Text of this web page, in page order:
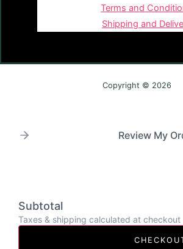
Terms and
Shipping and
Copyright © 2026
Review My
Subtotal
Taxes & shipping calculated at checkout